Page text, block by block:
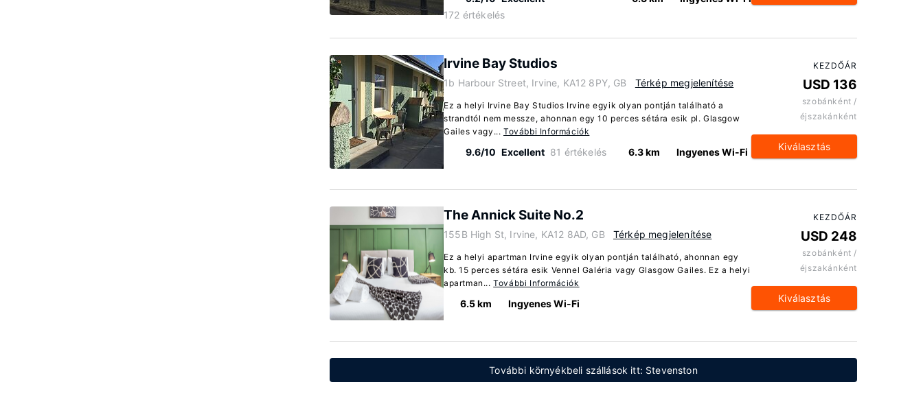
172 értékelés
Irvine Bay Studios
1b Harbour Street, Irvine, KA12 8PY, GB Térkép megjelenítése
Ez a helyi Irvine Bay Studios Irvine egyik olyan pontján található a
strandtól nem messze, ahonnan egy 10 perces sétára esik pl. Glasgow
Gailes vagy... További Információk
9.6/10 Excellent 81 értékelés 6.3 km Ingyenes Wi-Fi
KEZDŐÁR
USD 136
szobánként /
éjszakánként
Kiválasztás
The Annick Suite No.2
155B High St, Irvine, KA12 8AD, GB Térkép megjelenítése
Ez a helyi apartman Irvine egyik olyan pontján található, ahonnan egy
kb. 15 perces sétára esik Vennel Galéria vagy Glasgow Gailes. Ez a helyi
apartman...További Információk
6.5 km Ingyenes Wi-Fi
KEZDŐÁR
USD 248
szobánként /
éjszakánként
Kiválasztás
További környékbeli szállások itt: Stevenston